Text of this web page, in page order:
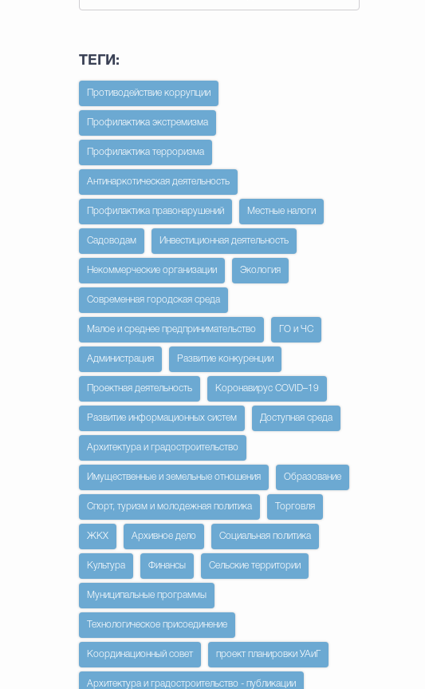
ТЕГИ:
Противодействие коррупции
Профилактика экстремизма
Профилактика терроризма
Антинаркотическая деятельность
Профилактика правонарушений Местные налоги
Садоводам Инвестиционная деятельность
Некоммерческие организации Экология
Современная городская среда
Малое и среднее предпринимательство ГО и ЧС
Администрация Развитие конкуренции
Проектная деятельность Коронавирус COVID–19
Развитие информационных систем Доступная среда
Архитектура и градостроительство
Имущественные и земельные отношения Образование
Спорт, туризм и молодежная политика Торговля
ЖКХ Архивное дело Социальная политика
Культура Финансы Сельские территории
Муниципальные программы
Технологическое присоединение
Координационный совет проект планировки УАиГ
Архитектура и градостроительство - публикации